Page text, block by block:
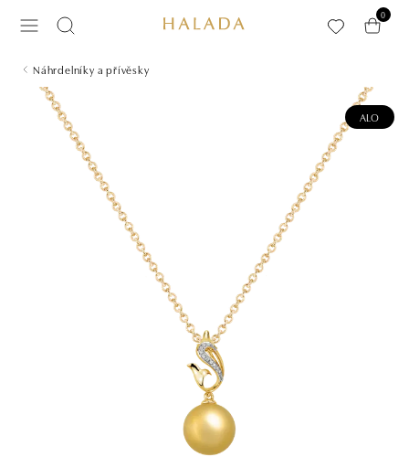
0
Náhrdelníky a přívěsky
ALO